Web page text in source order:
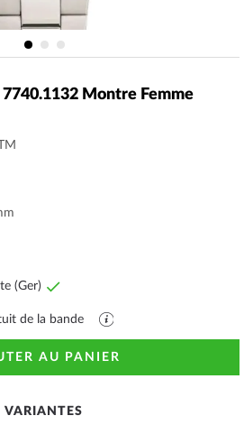
Montre Femme
(Ger)
de la bandeFichier
PDF
avec
explications
AU PANIER
VARIANTES